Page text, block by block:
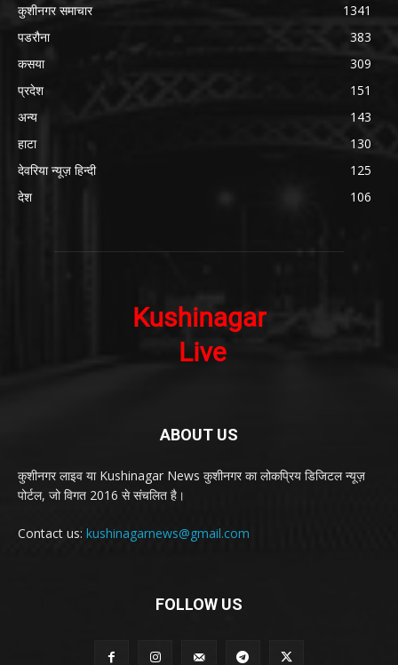
कुशीनगर समाचार
1341
पडरौना
383
कसया
309
प्रदेश
151
अन्य
143
हाटा
130
देवरिया न्यूज़ हिन्दी
125
देश
106
ABOUT US
कुशीनगर लाइव या Kushinagar News कुशीनगर का लोकप्रिय डिजिटल न्यूज़
पोर्टल, जो विगत 2016 से संचलित है।
Contact us: kushinagarnews@gmail.com
FOLLOW US